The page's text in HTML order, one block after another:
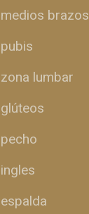
brazos
lumbar